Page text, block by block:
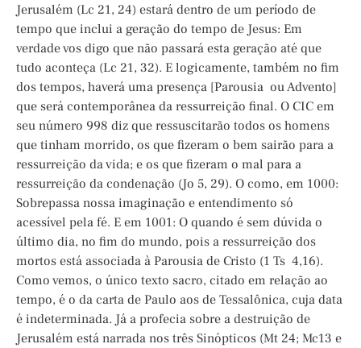
Jerusalém (Lc 21, 24) estará dentro de um período de
tempo que inclui a geração do tempo de Jesus: Em
verdade vos digo que não passará esta geração até que
tudo aconteça (Lc 21, 32). E logicamente, também no fim
dos tempos, haverá uma presença [Parousia ou Advento]
que será contemporânea da ressurreição final. O CIC em
seu número 998 diz que ressuscitarão todos os homens
que tinham morrido, os que fizeram o bem sairão para a
ressurreição da vida; e os que fizeram o mal para a
ressurreição da condenação (Jo 5, 29). O como, em 1000:
Sobrepassa nossa imaginação e entendimento só
acessível pela fé. E em 1001: O quando é sem dúvida o
último dia, no fim do mundo, pois a ressurreição dos
mortos está associada à Parousia de Cristo (1 Ts 4,16).
Como vemos, o único texto sacro, citado em relação ao
tempo, é o da carta de Paulo aos de Tessalônica, cuja data
é indeterminada. Já a profecia sobre a destruição de
Jerusalém está narrada nos três Sinópticos (Mt 24; Mc13 e